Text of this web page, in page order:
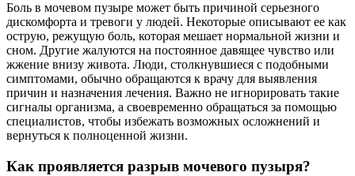
Боль в мочевом пузыре может быть причиной серьезного
дискомфорта и тревоги у людей. Некоторые описывают ее как
острую, режущую боль, которая мешает нормальной жизни и
сном. Другие жалуются на постоянное давящее чувство или
жжение внизу живота. Люди, столкнувшиеся с подобными
симптомами, обычно обращаются к врачу для выявления
причин и назначения лечения. Важно не игнорировать такие
сигналы организма, а своевременно обращаться за помощью
специалистов, чтобы избежать возможных осложнений и
вернуться к полноценной жизни.
Как проявляется разрыв мочевого пузыря?